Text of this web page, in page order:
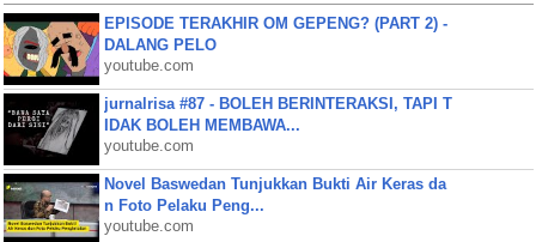
EPISODE TERAKHIR OM GEPENG? (PART 2) -
DALANG PELO
youtube.com
jurnalrisa #87 - BOLEH BERINTERAKSI, TAPI T
IDAK BOLEH MEMBAWA...
youtube.com
Novel Baswedan Tunjukkan Bukti Air Keras da
n Foto Pelaku Peng...
youtube.com